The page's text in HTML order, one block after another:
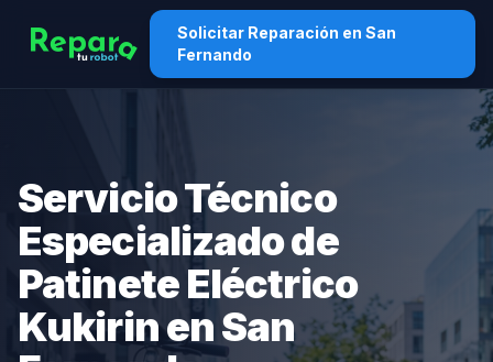
Solicitar Reparación en San
Fernando
Servicio Técnico
Especializado de
Patinete Eléctrico
Kukirin en San